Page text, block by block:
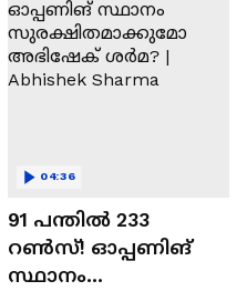
Ajit Agarkar
91 പന്തില്‍ 233
റണ്‍സ്! ഓപ്പണിങ്
സ്ഥാനം
04:36